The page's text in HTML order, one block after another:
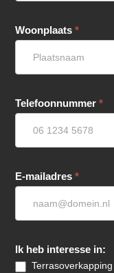
Woonplaats*
Telefoonnummer*
E-mailadres*
Ik heb interesse in:
Terrasoverkapping